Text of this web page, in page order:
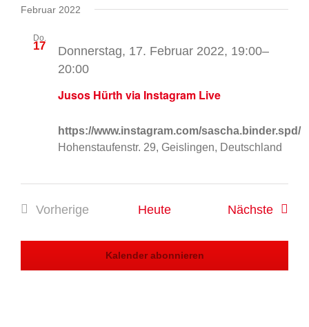
Februar 2022
Do.
17
Jusos Hürth via Instagram Live
Donnerstag, 17. Februar 2022, 19:00–
20:00
https://www.instagram.com/sascha.binder.spd/
Hohenstaufenstr. 29, Geislingen, Deutschland
Vorherige
Heute Nächste
Kalender abonnieren